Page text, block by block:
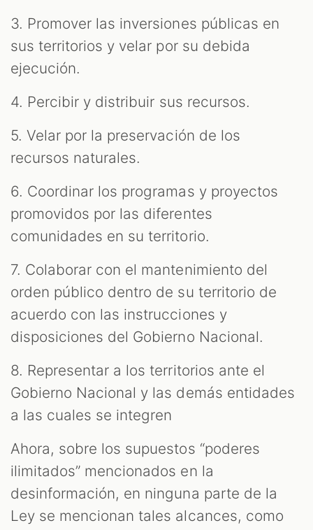
3. Promover las inversiones públicas en
sus territorios y velar por su debida
ejecución.
4. Percibir y distribuir sus recursos.
5. Velar por la preservación de los
recursos naturales.
6. Coordinar los programas y proyectos
promovidos por las diferentes
comunidades en su territorio.
7. Colaborar con el mantenimiento del
orden público dentro de su territorio de
acuerdo con las instrucciones y
disposiciones del Gobierno Nacional.
8. Representar a los territorios ante el
Gobierno Nacional y las demás entidades
a las cuales se integren
Ahora, sobre los supuestos “poderes
ilimitados” mencionados en la
desinformación, en ninguna parte de la
Ley se mencionan tales alcances, como